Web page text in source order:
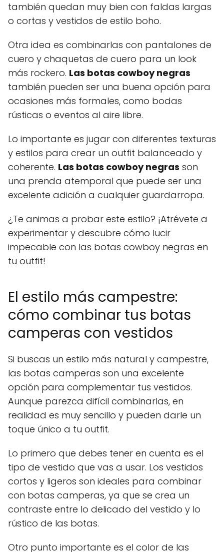
también quedan muy bien con faldas largas
o cortas y vestidos de estilo boho.
Otra idea es combinarlas con pantalones de
cuero y chaquetas de cuero para un look
más rockero. Las botas cowboy negras
también pueden ser una buena opción para
ocasiones más formales, como bodas
rústicas o eventos al aire libre.
Lo importante es jugar con diferentes texturas
y estilos para crear un outfit balanceado y
coherente. Las botas cowboy negras son
una prenda atemporal que puede ser una
excelente adición a cualquier guardarropa.
¿Te animas a probar este estilo? ¡Atrévete a
experimentar y descubre cómo lucir
impecable con las botas cowboy negras en
tu outfit!
El estilo más campestre:
cómo combinar tus botas
camperas con vestidos
Si buscas un estilo más natural y campestre,
las botas camperas son una excelente
opción para complementar tus vestidos.
Aunque parezca difícil combinarlas, en
realidad es muy sencillo y pueden darle un
toque único a tu outfit.
Lo primero que debes tener en cuenta es el
tipo de vestido que vas a usar. Los vestidos
cortos y ligeros son ideales para combinar
con botas camperas, ya que se crea un
contraste entre lo delicado del vestido y lo
rústico de las botas.
Otro punto importante es el color de las